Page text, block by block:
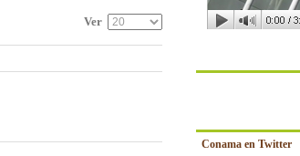
Conama en Twitter
Ver